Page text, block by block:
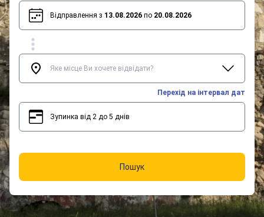
Відправлення з 13.08.2026 по 20.08.2026
Перехід на інтервал дат
Зупинка від 2 до 5 днів
Пошук